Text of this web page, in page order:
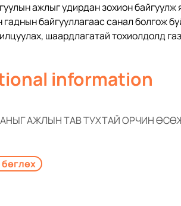
ажлыг удирдан зохион байгуулж
гаднын байгууллагаас санал болгож
шаардлагатай тохиолдолд
information
АЖЛЫН ТАВ ТУХТАЙ ОРЧИН